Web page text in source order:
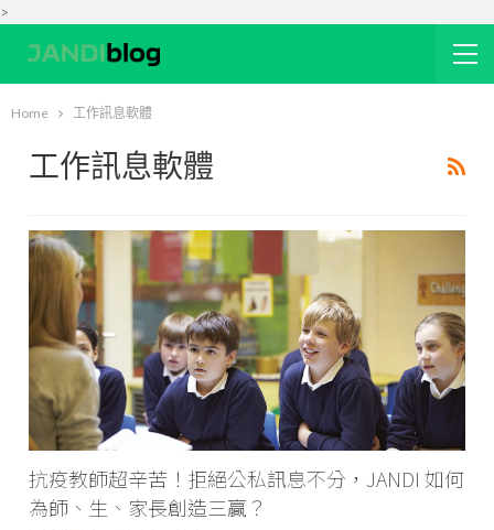
>
Home 工作訊息軟體
工作訊息軟體
抗疫教師超辛苦！拒絕公私訊息不分，JANDI 如何
為師、生、家長創造三贏？